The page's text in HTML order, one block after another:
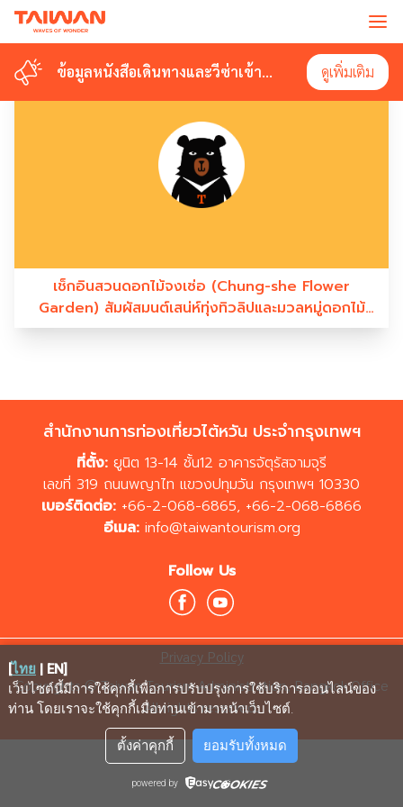
ข้อมูลหนังสือเดินทางและวีซ่าเข้า
ดูเพิ่มเติม
ข้อมูลหนังสือเดินทางและวีซ่าเข้า
ดูเพิ่มเติม
เช็กอินสวนดอกไม้จงเซ่อ (Chung-she Flower
Garden) สัมผัสมนต์เสน่ห์ทุ่งทิวลิปและมวลหมู่ดอกไม้
แห่งไถจง
สำนักงานการท่องเที่ยวไต้หวัน ประจำกรุงเทพฯ
ที่ตั้ง: ยูนิต 13-14 ชั้น12 อาคารจัตุรัสจามจุรี
เลขที่ 319 ถนนพญาไท แขวงปทุมวัน กรุงเทพฯ 10330
เบอร์ติดต่อ: +66-2-068-6865, +66-2-068-6866
อีเมล: info@taiwantourism.org
Follow Us
Privacy Policy
Copyrights © Taiwan Tourism Administration, Bangkok Office
All rights reserved.
[ไทย | EN]
เว็บไซต์นี้มีการใช้คุกกี้เพื่อการปรับปรุงการใช้บริการออนไลน์ของ
ท่าน โดยเราจะใช้คุกกี้เมื่อท่านเข้ามาหน้าเว็บไซต์.
ตั้งค่าคุกกี้ ยอมรับทั้งหมด
powered by